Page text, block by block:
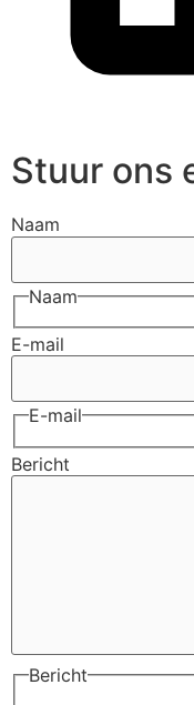
Stuur ons
Naam
Naam
E-mail
E-mail
Bericht
Bericht